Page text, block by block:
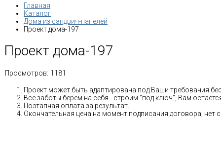
Главная
Каталог
Дома из сэндвич-панелей
Проект дома-197
Проект дома-197
Просмотров: 1181
Проект может быть адаптирована под Ваши требования
Все заботы берем на себя - строим "под ключ", Вам
Поэтапная оплата за результат.
Окончательная цена на момент подписания договора, нет